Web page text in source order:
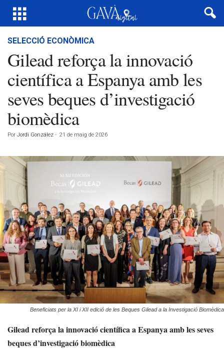
SELECCIÓ ECONÒMICA
Gilead reforça la innovació
científica a Espanya amb les
seves beques d’investigació
biomèdica
Por Jordi González - 21 de maig de 2026
Beneficiats per la XI i XII edició de les Beques Gilead a la Investigació Biomèdica
Gilead reforça la innovació científica a Espanya amb les seves
beques d’investigació biomèdica